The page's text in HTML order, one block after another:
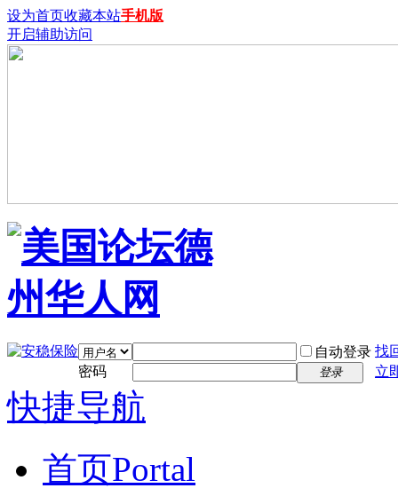
设为首页收藏本站手机版
开启辅助访问
自动登录 找
密码
登录 立
快捷导航
首页Portal